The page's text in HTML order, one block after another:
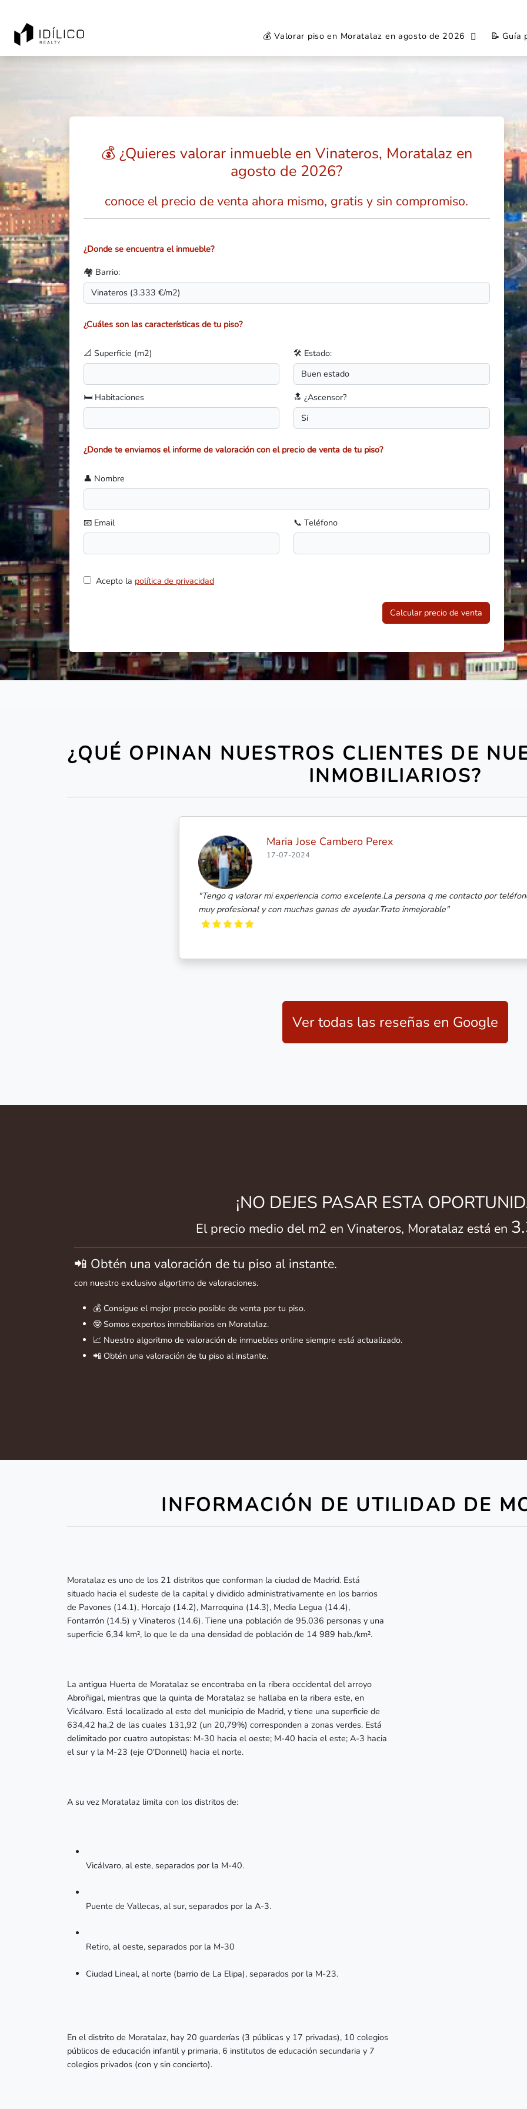
💰 Valorar piso en Moratalaz en agosto de 2026 📝 Guía
💰 ¿Quieres valorar inmueble en Vinateros, Moratalaz en
agosto de 2026?
conoce el precio de venta ahora mismo, gratis y sin compromiso.
¿Donde se encuentra el inmueble?
🏘️ Barrio:
¿Cuáles son las características de tu piso?
📐 Superficie (m2) 🛠️ Estado:
🛏️ Habitaciones 🔝 ¿Ascensor?
¿Donde te enviamos el informe de valoración con el precio de venta de tu piso?
👤 Nombre
📧 Email 📞 Teléfono
Acepto la política de privacidad
Calcular precio de venta
¿QUÉ OPINAN NUESTROS CLIENTES DE
INMOBILIARIOS?
persona q me contacto por teléfono Clara Martinez
Ver todas las reseñas en Google
¡NO DEJES PASAR ESTA
El precio medio del m2 en Vinateros, Moratalaz está en
📲 Obtén una valoración de tu piso al instante.
con nuestro exclusivo algortimo de valoraciones.
💰 Consigue el mejor precio posible de venta por tu piso.
🤓 Somos expertos inmobiliarios en Moratalaz.
📈 Nuestro algoritmo de valoración de inmuebles online siempre está actualizado.
📲 Obtén una valoración de tu piso al instante.
INFORMACIÓN DE UTILIDAD DE
Moratalaz es uno de los 21 distritos que conforman la ciudad de Madrid. Está
situado hacia el sudeste de la capital y dividido administrativamente en los barrios
de Pavones (14.1), Horcajo (14.2), Marroquina (14.3), Media Legua (14.4),
Fontarrón (14.5) y Vinateros (14.6). Tiene una población de 95.036 personas y una
superficie 6,34 km², lo que le da una densidad de población de 14 989 hab./km².
La antigua Huerta de Moratalaz se encontraba en la ribera occidental del arroyo
Abroñigal, mientras que la quinta de Moratalaz se hallaba en la ribera este, en
Vicálvaro. Está localizado al este del municipio de Madrid, y tiene una superficie de
634,42 ha,2​ de las cuales 131,92 (un 20,79%) corresponden a zonas verdes. Está
delimitado por cuatro autopistas: M-30 hacia el oeste; M-40 hacia el este; A-3 hacia
el sur y la M-23 (eje O'Donnell) hacia el norte.
A su vez Moratalaz limita con los distritos de:
Vicálvaro, al este, separados por la M-40.
Puente de Vallecas, al sur, separados por la A-3.
Retiro, al oeste, separados por la M-30
Ciudad Lineal, al norte (barrio de La Elipa), separados por la M-23.
En el distrito de Moratalaz, hay 20 guarderías (3 públicas y 17 privadas), 10 colegios
públicos de educación infantil y primaria, 6 institutos de educación secundaria y 7
colegios privados (con y sin concierto).